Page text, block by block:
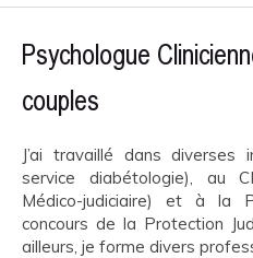
Psychologue
couples
J’ai travaillé dans diverses
service diabétologie), au
Médico-judiciaire) et à la
concours de la Protection
ailleurs, je forme divers